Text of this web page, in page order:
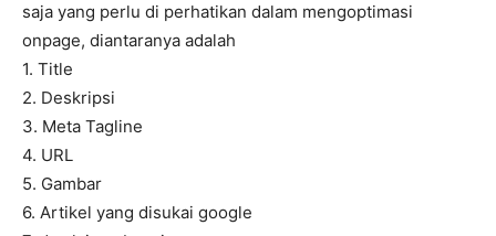
saja yang perlu di perhatikan dalam mengoptimasi
onpage, diantaranya adalah
1. Title
2. Deskripsi
3. Meta Tagline
4. URL
5. Gambar
6. Artikel yang disukai google